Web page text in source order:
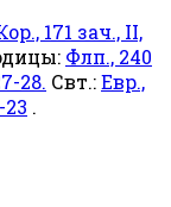
171 зач., II,
Флп., 240
28. Свт.:Евр.,
23 .